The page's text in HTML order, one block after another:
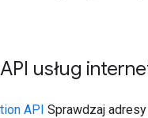
usług
API Sprawdzaj